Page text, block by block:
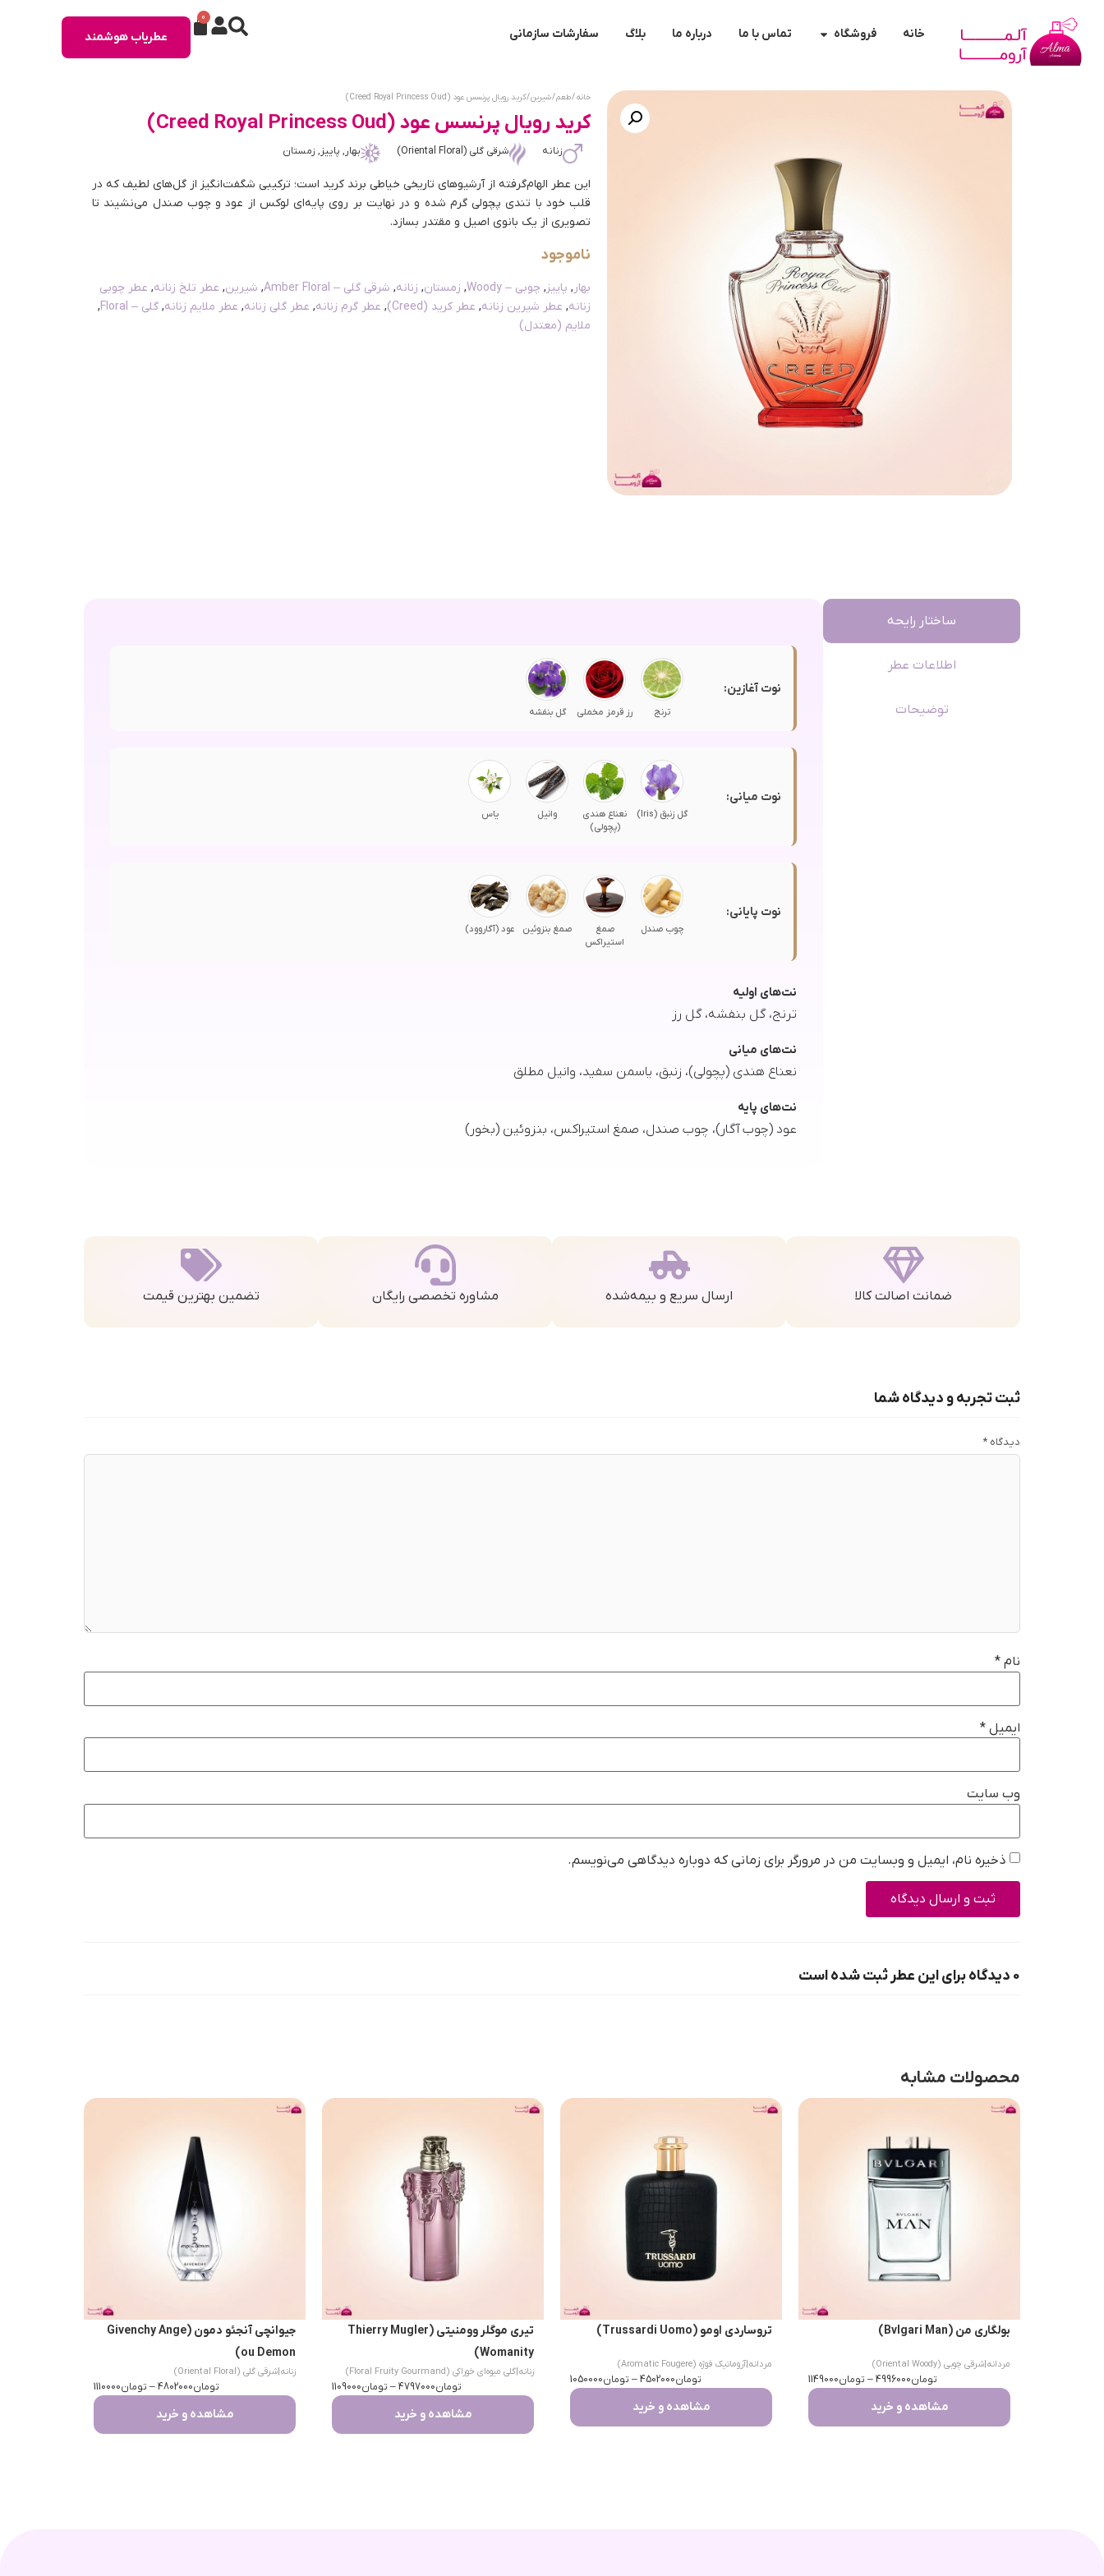
خانه فروشگاه تماس با ما درباره ما بلاگ سفارشات سازمانی
0
عطریاب هوشمند
خانه/طعم/شیرین/ کرید رویال پرنسس عود (Creed Royal Princess Oud)
کرید رویال پرنسس عود (Creed Royal Princess Oud)
زنانه شرقی گلی (Oriental Floral) بهار, پاییز, زمستان
این عطر الهام‌گرفته از آرشیوهای تاریخی خیاطی برند کرید است؛ ترکیبی شگفت‌انگیز از گل‌های لطیف که در
قلب خود با تندی پچولی گرم شده و در نهایت بر روی پایه‌ای لوکس از عود و چوب صندل می‌نشیند تا
تصویری از یک بانوی اصیل و مقتدر بسازد.
ناموجود
بهار, پاییز, چوبی – Woody , زمستان, زنانه, شرقی گلی – Amber Floral , شیرین, عطر تلخ زنانه, عطر چوبی
زنانه, عطر شیرین زنانه, عطر کرید (Creed) , عطر گرم زنانه, عطر گلی زنانه, عطر ملایم زنانه, گلی – Floral
,
ملایم (معتدل)
ساختار رایحه
اطلاعات عطر
توضیحات
نوت آغازین:
ترنج رز قرمز مخملی گل بنفشه
نوت میانی:
گل زنبق (Iris)
نعناع هندی
(پچولی)
وانیل یاس
نوت پایانی:
چوب صندل
صمغ
استیراکس
صمغ بنزوئین عود (آگاروود)
نت‌های اولیه
ترنج، گل بنفشه، گل رز
نت‌های میانی
نعناع هندی (پچولی)، زنبق، یاسمن سفید، وانیل مطلق
نت‌های پایه
عود (چوب آگار)، چوب صندل، صمغ استیراکس، بنزوئین (بخور)
ضمانت اصالت کالا ارسال سریع و بیمه‌شده مشاوره تخصصی رایگان تضمین بهترین قیمت
ثبت تجربه و دیدگاه شما
دیدگاه *
نام *
ایمیل *
وب‌ سایت
ذخیره نام، ایمیل و وبسایت من در مرورگر برای زمانی که دوباره دیدگاهی می‌نویسم.
0 دیدگاه برای این عطر ثبت شده است
محصولات مشابه
بولگاری من (Bvlgari Man)
مردانه شرقی چوبی (Oriental Woody)
تومان4996000
– تومان1149000
مشاهده و خرید
تروساردی اومو (Trussardi Uomo)
مردانه آروماتیک فوژه (Aromatic Fougere)
تومان4502000
– تومان1050000
مشاهده و خرید
تیری موگلر وومنیتی (Thierry Mugler
Womanity)
زنانه گلی میوه‌ای خوراکی (Floral Fruity Gourmand)
تومان4797000
– تومان1109000
مشاهده و خرید
جیوانچی آنجئو دمون (Givenchy Ange
ou Demon)
زنانه شرقی گلی (Oriental Floral)
تومان4802000
– تومان1110000
مشاهده و خرید